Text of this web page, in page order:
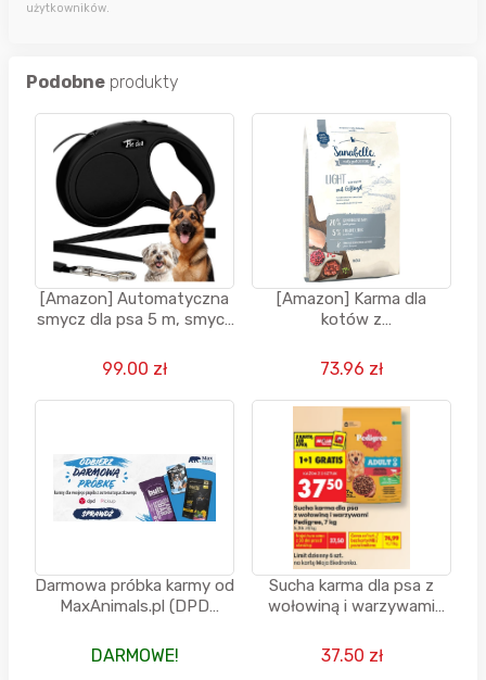
użytkowników.
Podobne produkty
[Amazon] Automatyczna
smycz dla psa 5 m, smycz
KRUMAD (DARMOWA
AMAZON)
99.00 zł
[Amazon] Karma dla
kotów z
ych Bosch Sanabelle Light
73.96 zł
Darmowa próbka karmy od
MaxAnimals.pl (DPD
DARMOWE!
Sucha karma dla psa z
wołowiną i warzywami
GRATIS)
37.50 zł